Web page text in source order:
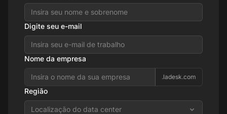
Digite seu e-mail
Nome da empresa
.ladesk.com
Região
Localização do data center